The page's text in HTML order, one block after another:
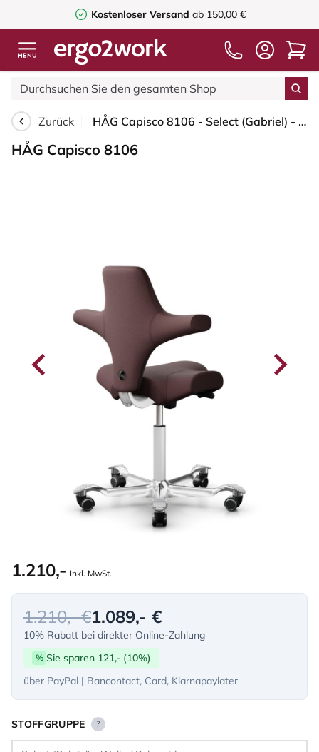
Kostenloser Versand ab 150,00 €
Zurück HÅG Capisco 8106 - Select (Gabriel) - Wolle / Polyamid - SC61186 - Chestnut - Weiß - 150mm (Sitzhöhe 40-55cm) - Harte Rollen für weiche Böden
HÅG Capisco 8106
1.210,- Inkl. MwSt.
1.210,- €1.089,- €
10% Rabatt bei direkter Online-Zahlung
% Sie sparen 121,- (10%)
über PayPal | Bancontact, Card, Klarnapaylater
STOFFGRUPPE ?